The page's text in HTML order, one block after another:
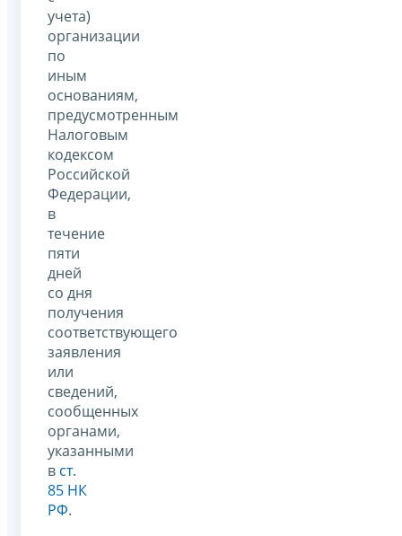
учета)
организации
по
иным
основаниям,
предусмотренным
Налоговым
кодексом
Российской
Федерации,
в
течение
пяти
дней
со дня
получения
соответствующего
заявления
или
сведений,
сообщенных
органами,
указанными
в ст.
85 НК
РФ.